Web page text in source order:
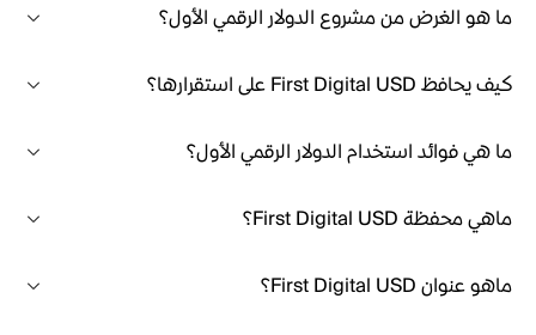
ما هو الغرض من مشروع الدولار الرقمي الأول؟
كيف يحافظ First Digital USD على استقرارها؟
ما هي فوائد استخدام الدولار الرقمي الأول؟
ماهي محفظة First Digital USD؟
ماهو عنوان First Digital USD؟